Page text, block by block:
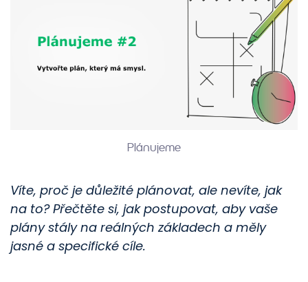
Plánujeme
Víte, proč je důležité plánovat, ale nevíte, jak
na to? Přečtěte si, jak postupovat, aby vaše
plány stály na reálných základech a měly
jasné a specifické cíle.